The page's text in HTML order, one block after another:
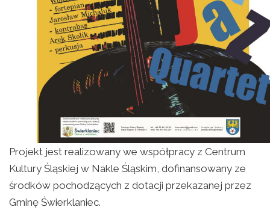
Projekt jest realizowany we współpracy z Centrum
Kultury Śląskiej w Nakle Śląskim, dofinansowany ze
środków pochodzących z dotacji przekazanej przez
Gminę Świerklaniec.